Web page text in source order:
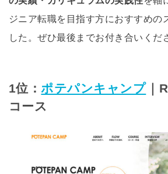
ジニア転職を目指す方におすすめの
した。ぜひ最後までお付き合いくだ
1位： ポテパンキャンプ ｜
コース